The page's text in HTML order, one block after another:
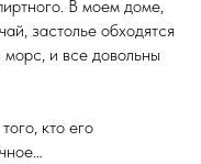
В моем доме,
застолье обходятся
и все довольны
кто его